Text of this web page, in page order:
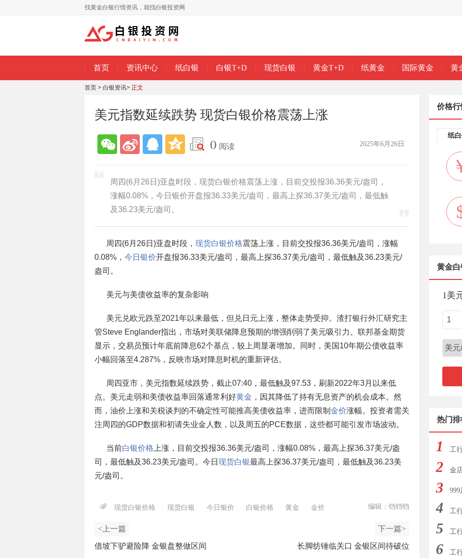
找黄金白银行情资讯，就找白银投资网
首页 资讯中心 纸白银 白银T+D 现货白银 黄金T+D 纸黄金 国际黄金 黄
首页 > 白银资讯> 正文
美元指数延续跌势 现货白银价格震荡上涨
0 阅读 2025年6月26日
周四(6月26日)亚盘时段，现货白银价格震荡上涨，目前交投报36.36美元/盎司，
涨幅0.08%，今日银价开盘报36.33美元/盎司，最高上探36.37美元/盎司，最低触
及36.23美元/盎司。
周四(6月26日)亚盘时段， 现货白银价格震荡上涨，目前交投报36.36美元/盎司，涨幅
0.08%， 今日银价开盘报36.33美元/盎司，最高上探36.37美元/盎司，最低触及36.23美元/
盎司。
美元与美债收益率的复杂影响
美元兑欧元跌至2021年以来最低，但兑日元上涨，整体走势受抑。渣打银行外汇研究主
管Steve Englander指出，市场对美联储降息预期的增强削弱了美元吸引力。联邦基金期货
显示，交易员预计年底前降息62个基点，较上周显著增加。同时，美国10年期公债收益率
小幅回落至4.287%，反映市场对降息时机的重新评估。
周四亚市，美元指数延续跌势，截止07:40，最低触及97.53，刷新2022年3月以来低
点。美元走弱和美债收益率回落通常利好黄金 ，因其降低了持有无息资产的机会成本。然
而，油价上涨和关税谈判的不确定性可能推高美债收益率，进而限制 金价涨幅。投资者需关
注周四的GDP数据和初请失业金人数，以及周五的PCE数据，这些都可能引发市场波动。
当前白银价格 上涨，目前交投报36.36美元/盎司，涨幅0.08%，最高上探36.37美元/盎
司，最低触及36.23美元/盎司。今日 现货白银最高上探36.37美元/盎司，最低触及36.23美
元/盎司。
现货白银价格 现货白银 今日银价 白银价格 黄金 金价 编辑：铛铛铛
<上一篇
借坡下驴避险降 金银盘整做区间
下一篇>
长脚纺锤临关口 金银区间待破位
价格行
纸
黄金
1美
热门排
1 工
2 金
3
4 工
下
5 工
6 工